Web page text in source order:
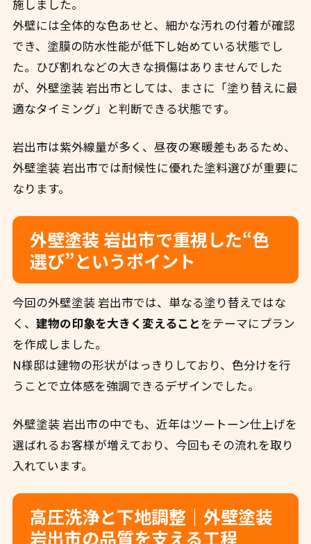
施しました。
外壁には全体的な色あせと、細かな汚れの付着が確認
でき、塗膜の防水性能が低下し始めている状態でし
た。ひび割れなどの大きな損傷はありませんでした
が、外壁塗装 岩出市としては、まさに「塗り替えに最
適なタイミング」と判断できる状態です。
岩出市は紫外線量が多く、昼夜の寒暖差もあるため、
外壁塗装 岩出市では耐候性に優れた塗料選びが重要に
なります。
外壁塗装 岩出市で重視した“色
選び”というポイント
今回の外壁塗装 岩出市では、単なる塗り替えではな
く、 建物の印象を大きく変えることをテーマにプラン
を作成しました。
N様邸は建物の形状がはっきりしており、色分けを行
うことで立体感を強調できるデザインでした。
外壁塗装 岩出市の中でも、近年はツートーン仕上げを
選ばれるお客様が増えており、今回もその流れを取り
入れています。
高圧洗浄と下地調整｜外壁塗装
岩出市の品質を支える工程